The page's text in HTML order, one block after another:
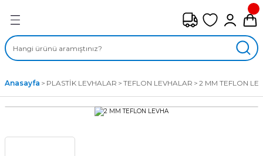
ÇEŞİTLERİ
Anasayfa PLASTİK LEVHALAR TEFLON LEVHALAR 2 MM TEFLON